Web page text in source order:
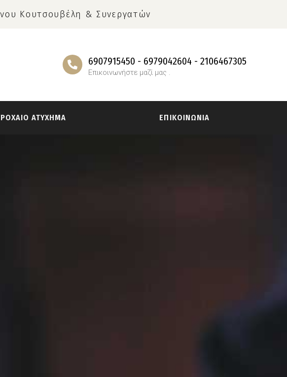
Κουτσουβέλη & Συνεργατών
6907915450 - 6979042604 - 2106467305
Επικοινωνήστε μαζί μας .
ΑΤΥΧΗΜΑ ΕΠΙΚΟΙΝΩΝΙΑ